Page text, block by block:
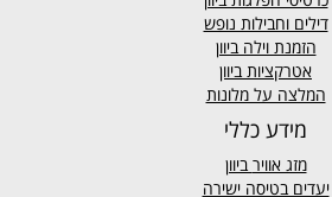
דילים וחבילות נופש
הזמנת וילה ביוון
אטרקציות ביוון
המלצה על מלונות
מידע כללי
מזג אוויר ביוון
יעדים בטיסה ישירה